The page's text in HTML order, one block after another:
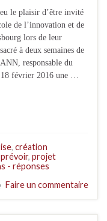
le plaisir d’être invité
de l’innovation et de
lors de leur
à deux semaines de
responsable du
février 2016 une …
, création
prévoir, projet
- réponses
Faire un commentaire